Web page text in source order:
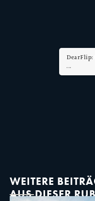
DearFlip:
...
WEITERE
AUS DIESER